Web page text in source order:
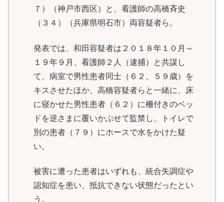
７）（神戸市西区）と、看護師の高橋斉史
（３４）（兵庫県明石市）両容疑者ら。
発表では、和田容疑者は２０１８年１０月～
１９年９月、看護師２人（逮捕）と共謀し
て、病室で男性患者同士（６２、５９歳）を
キスさせたほか、高橋容疑者らと一緒に、床
に寝かせた男性患者（６２）に柵付きのベッ
ドを逆さまに覆いかぶせて監禁し、トイレで
別の患者（７９）にホースで水をかけた疑
い。
被害に遭った患者はいずれも、統合失調症や
認知症を患い、抵抗できない状態だったとい
う。